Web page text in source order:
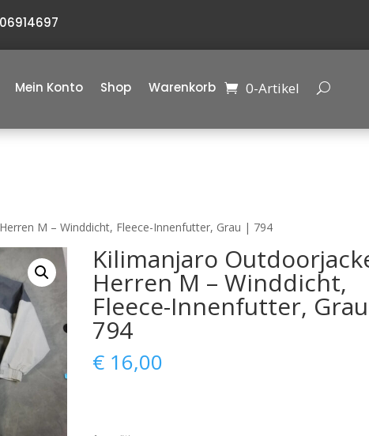
Mein Konto Shop Warenkorb 0-Artikel
M – Winddicht, Fleece-Innenfutter, Grau | 794
Kilimanjaro
Herren M – Winddicht,
Fleece-Innenfutter,
794
€ 16,00